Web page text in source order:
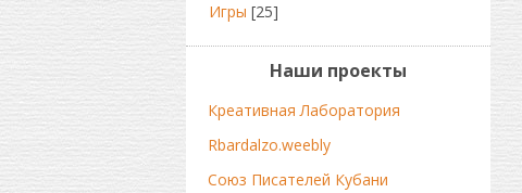
Игры [25]
Наши проекты
Креативная Лаборатория
Rbardalzo.weebly
Союз Писателей Кубани